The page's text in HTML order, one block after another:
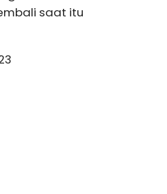
saat itu